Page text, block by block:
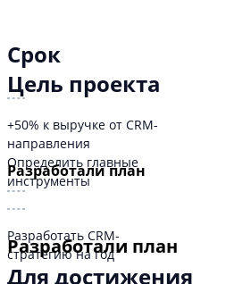
Срок
Цель проекта
+50% к выручке от CRM-
направления
Определить главные
инструменты
Разработать CRM-
стратегию на год
Для достижения
Разработали план
Разработали план